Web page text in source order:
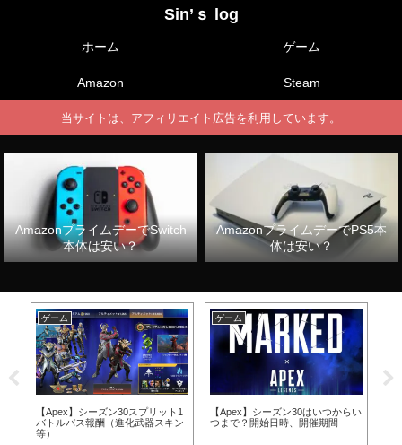
Sin’ｓ log
ホーム ゲーム
Amazon Steam
当サイトは、アフィリエイト広告を利用しています。
AmazonプライムデーでSwitch
本体は安い？
AmazonプライムデーでPS5本
体は安い？
ゲーム
【Apex】シーズン30スプリット1
バトルパス報酬（進化武器スキン
等）
ゲーム
【Apex】シーズン30はいつからい
つまで？開始日時、開催期間